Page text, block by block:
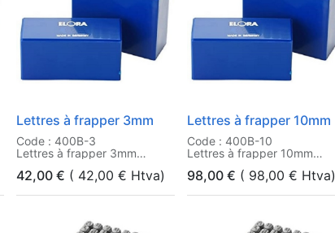
Lettres à frapper 3mm
Code : 400B-3
Lettres à frapper 3mm
42,00 € ( 42,00 € Htva)
Lettres à frapper 10mm
Code : 400B-10
Lettres à frapper 10mm
98,00 € ( 98,00 € Htva)